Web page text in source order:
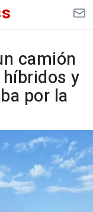
camión
y
por la